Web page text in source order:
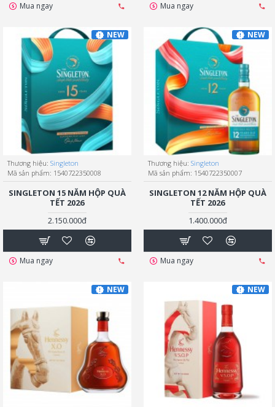
Mua ngay Mua ngay
NEW
Thương hiệu: Singleton
Mã sản phẩm: 1540722350008
SINGLETON 15 NĂM HỘP QUÀ
TẾT 2026
2.150.000đ
Mua ngay
NEW
Thương hiệu: Singleton
Mã sản phẩm: 1540722350007
SINGLETON 12 NĂM HỘP QUÀ
TẾT 2026
1.400.000đ
Mua ngay
NEW NEW